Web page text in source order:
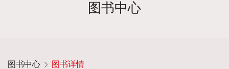
图书中心
图书中心 图书详情